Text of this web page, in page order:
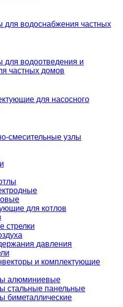
для водоснабжения частных
для водоотведения и
частных домов
для насосного
смесительные узлы
для котлов
стрелки
давления
и комплектующие
алюминиевые
стальные панельные
биметаллические